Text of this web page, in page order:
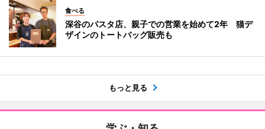
食べる
深谷のパスタ店、親子での営業を始めて2年 猫デ
ザインのトートバッグ販売も
もっと見る